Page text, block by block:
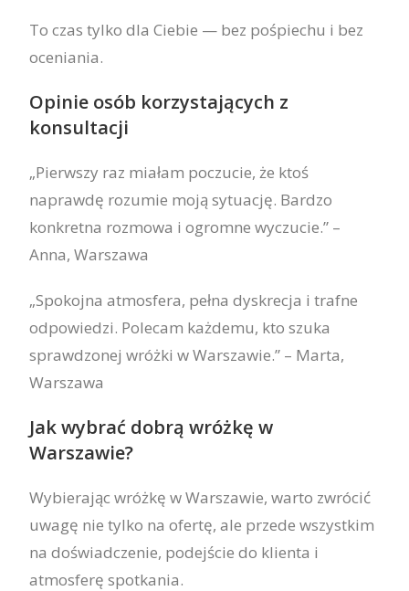
To czas tylko dla Ciebie — bez pośpiechu i bez
oceniania.
Opinie osób korzystających z
konsultacji
„Pierwszy raz miałam poczucie, że ktoś
naprawdę rozumie moją sytuację. Bardzo
konkretna rozmowa i ogromne wyczucie.” –
Anna, Warszawa
„Spokojna atmosfera, pełna dyskrecja i trafne
odpowiedzi. Polecam każdemu, kto szuka
sprawdzonej wróżki w Warszawie.” – Marta,
Warszawa
Jak wybrać dobrą wróżkę w
Warszawie?
Wybierając wróżkę w Warszawie, warto zwrócić
uwagę nie tylko na ofertę, ale przede wszystkim
na doświadczenie, podejście do klienta i
atmosferę spotkania.